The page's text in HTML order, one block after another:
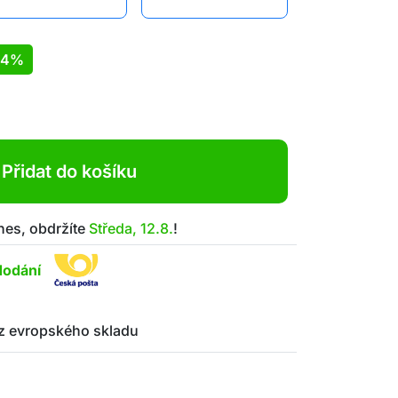
Přidat do košíku
obdržíte Středa, 12.8.!
evropského skladu